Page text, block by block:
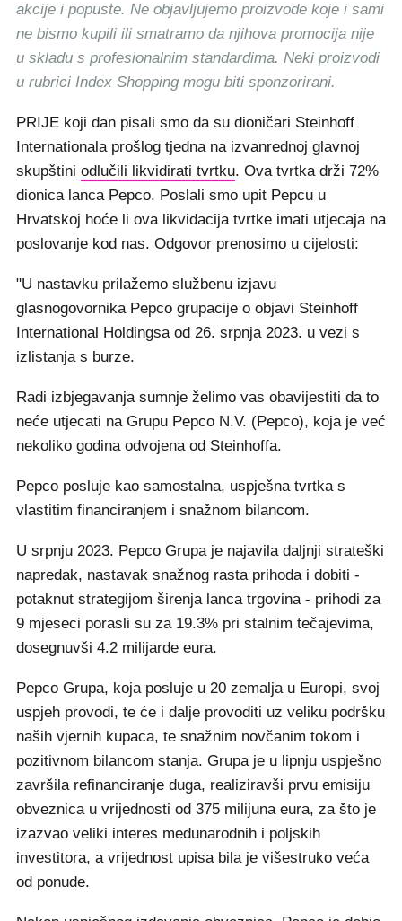
akcije i popuste. Ne objavljujemo proizvode koje i sami
ne bismo kupili ili smatramo da njihova promocija nije
u skladu s profesionalnim standardima. Neki proizvodi
u rubrici Index Shopping mogu biti sponzorirani.
PRIJE koji dan pisali smo da su dioničari Steinhoff
Internationala prošlog tjedna na izvanrednoj glavnoj
skupštini odlučili likvidirati tvrtku. Ova tvrtka drži 72%
dionica lanca Pepco. Poslali smo upit Pepcu u
Hrvatskoj hoće li ova likvidacija tvrtke imati utjecaja na
poslovanje kod nas. Odgovor prenosimo u cijelosti:
"U nastavku prilažemo službenu izjavu
glasnogovornika Pepco grupacije o objavi Steinhoff
International Holdingsa od 26. srpnja 2023. u vezi s
izlistanja s burze.
Radi izbjegavanja sumnje želimo vas obavijestiti da to
neće utjecati na Grupu Pepco N.V. (Pepco), koja je već
nekoliko godina odvojena od Steinhoffa.
Pepco posluje kao samostalna, uspješna tvrtka s
vlastitim financiranjem i snažnom bilancom.
U srpnju 2023. Pepco Grupa je najavila daljnji strateški
napredak, nastavak snažnog rasta prihoda i dobiti -
potaknut strategijom širenja lanca trgovina - prihodi za
9 mjeseci porasli su za 19.3% pri stalnim tečajevima,
dosegnuvši 4.2 milijarde eura.
Pepco Grupa, koja posluje u 20 zemalja u Europi, svoj
uspjeh provodi, te će i dalje provoditi uz veliku podršku
naših vjernih kupaca, te snažnim novčanim tokom i
pozitivnom bilancom stanja. Grupa je u lipnju uspješno
završila refinanciranje duga, realiziravši prvu emisiju
obveznica u vrijednosti od 375 milijuna eura, za što je
izazvao veliki interes međunarodnih i poljskih
investitora, a vrijednost upisa bila je višestruko veća
od ponude.